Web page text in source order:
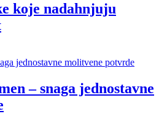
koje nadahnjuju
– snaga jednostavne